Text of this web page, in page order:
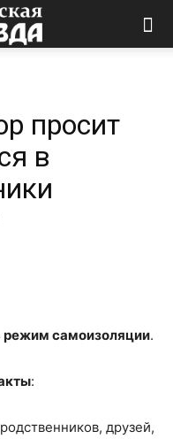
просит
в
режим самоизоляции.
:
друзей,